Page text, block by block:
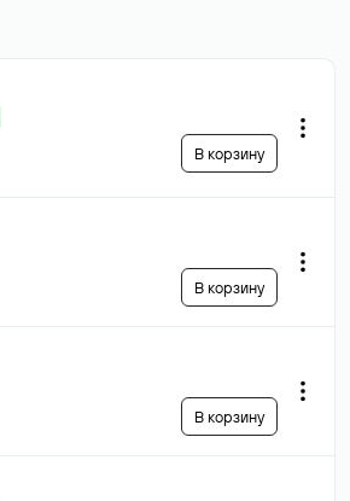
В корзину
В корзину
В корзину